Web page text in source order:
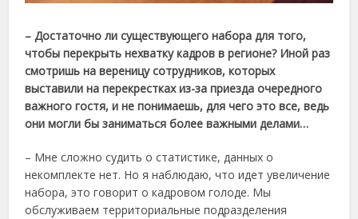
– Достаточно ли существующего набора для того,
чтобы перекрыть нехватку кадров в регионе? Иной раз
смотришь на вереницу сотрудников, которых
выставили на перекрестках из-за приезда очередного
важного гостя, и не понимаешь, для чего это все, ведь
они могли бы заниматься более важными делами…
– Мне сложно судить о статистике, данных о
некомплекте нет. Но я наблюдаю, что идет увеличение
набора, это говорит о кадровом голоде. Мы
обслуживаем территориальные подразделения